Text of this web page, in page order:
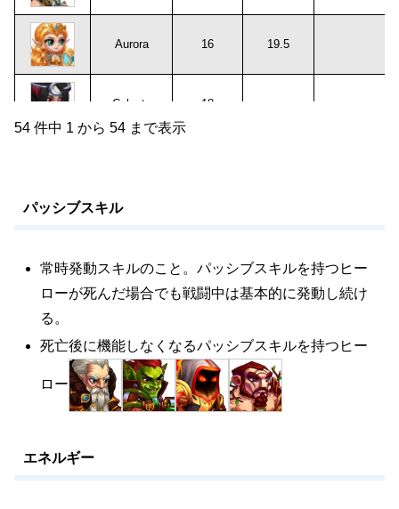
Aurora 16 19.5
Celeste 18
Corvus 16
(10)
Dante
18
(5)
1
54 件中 1 から 54 まで表示
パッシブスキル
常時発動スキルのこと。パッシブスキルを持つヒー
ローが死んだ場合でも戦闘中は基本的に発動し続け
る。
死亡後に機能しなくなるパッシブスキルを持つヒー
ロー
エネルギー